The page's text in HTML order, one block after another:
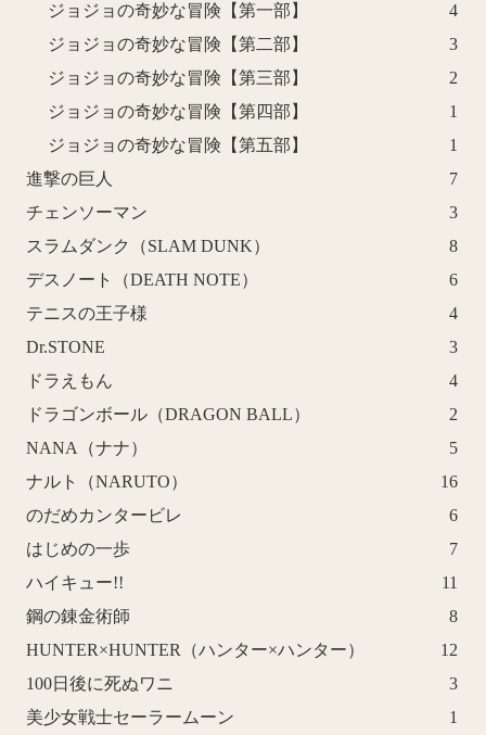
ジョジョの奇妙な冒険【第一部】
4
ジョジョの奇妙な冒険【第二部】
3
ジョジョの奇妙な冒険【第三部】
2
ジョジョの奇妙な冒険【第四部】
1
ジョジョの奇妙な冒険【第五部】
1
進撃の巨人
7
チェンソーマン
3
スラムダンク（SLAM DUNK）
8
デスノート（DEATH NOTE）
6
テニスの王子様
4
Dr.STONE
3
ドラえもん
4
ドラゴンボール（DRAGON BALL）
2
NANA（ナナ）
5
ナルト（NARUTO）
16
のだめカンタービレ
6
はじめの一歩
7
ハイキュー!!
11
鋼の錬金術師
8
HUNTER×HUNTER（ハンター×ハンター）
12
100日後に死ぬワニ
3
美少女戦士セーラームーン
1